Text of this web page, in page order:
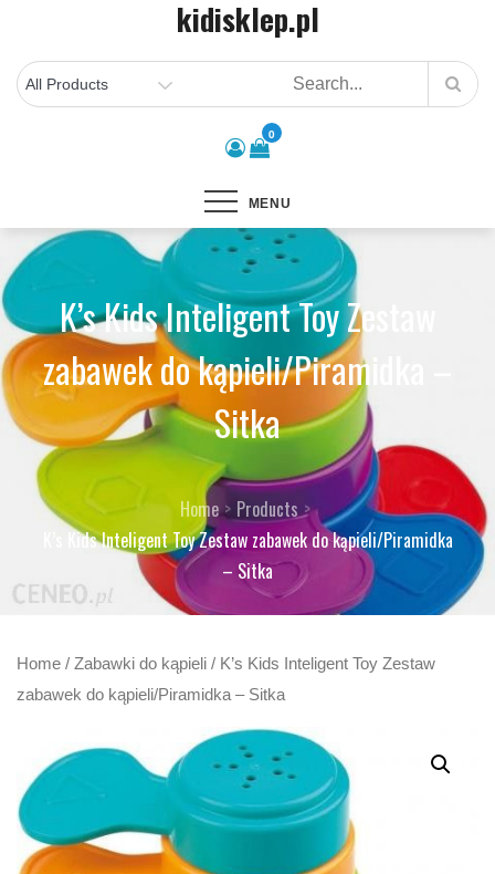
content
kidisklep.pl
0
MENU
K’s Kids Inteligent Toy Zestaw
zabawek do kąpieli/Piramidka –
Sitka
Home
Products
K’s Kids Inteligent Toy Zestaw zabawek do kąpieli/Piramidka
– Sitka
Home / Zabawki do kąpieli / K’s Kids Inteligent Toy Zestaw
zabawek do kąpieli/Piramidka – Sitka